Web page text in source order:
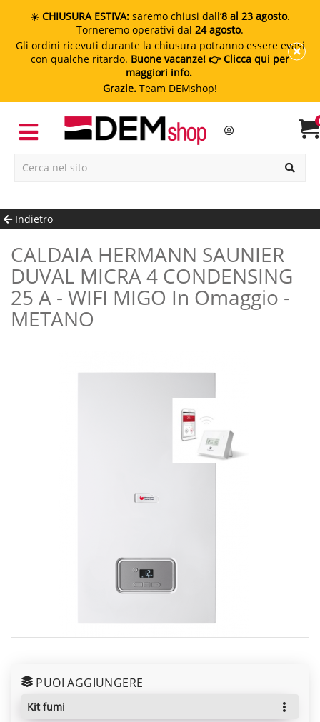
☀️ CHIUSURA ESTIVA: saremo chiusi dall’8 al 23 agosto.
Torneremo operativi dal 24 agosto.
Gli ordini ricevuti durante la chiusura potranno essere evasi
con qualche ritardo. Buone vacanze! 👉 Clicca qui per
maggiori info.
Grazie. Team DEMshop!
Indietro
CALDAIA HERMANN SAUNIER
DUVAL MICRA 4 CONDENSING
25 A - WIFI MIGO In Omaggio -
METANO
PUOI AGGIUNGERE
kit fumi